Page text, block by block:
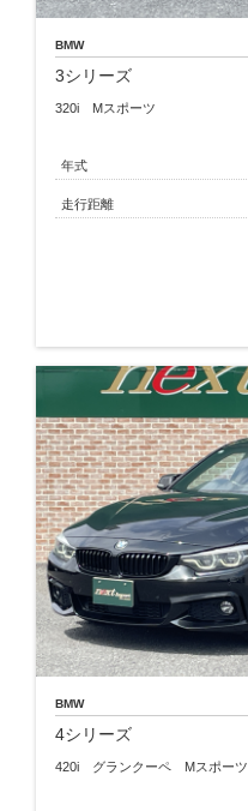
BMW
3シリーズ
320i Mスポーツ
年式
走行距離
BMW
4シリーズ
420i グランクーペ Mスポーツ